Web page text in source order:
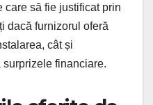
care să fie justificat prin
dacă furnizorul oferă
cât și
financiare.